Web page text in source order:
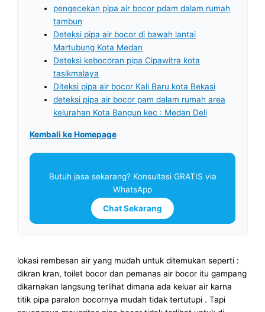
pengecekan pipa air bocor pdam dalam rumah
tambun
Deteksi pipa air bocor di bawah lantai
Martubung Kota Medan
Deteksi kebocoran pipa Cipawitra kota
tasikmalaya
Diteksi pipa air bocor Kali Baru kota Bekasi
deteksi pipa air bocor pam dalam rumah area
kelurahan Kota Bangun kec : Medan Deli
Kembali ke Homepage
Butuh jasa sekarang? Konsultasi GRATIS via
WhatsApp
Chat Sekarang
lokasi rembesan air yang mudah untuk ditemukan seperti :
dikran kran, toilet bocor dan pemanas air bocor itu gampang
dikarnakan langsung terlihat dimana ada keluar air karna
titik pipa paralon bocornya mudah tidak tertutupi . Tapi